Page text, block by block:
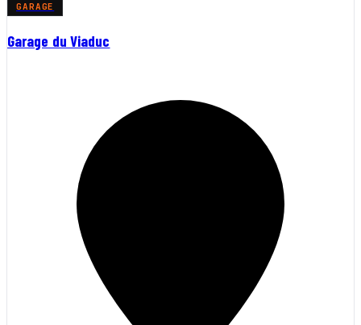
GARAGE
Garage du Viaduc